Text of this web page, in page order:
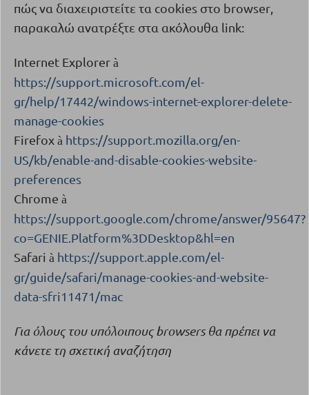
πώς να διαχειριστείτε τα cookies στο browser
παρακαλώ ανατρέξτε στα ακόλουθα link:
Internet Explorer à
https://support.microsoft.com/el-
gr/help/17442/windows-internet-explorer-delete-
manage-cookies
Firefox à https://support.mozilla.org/en-
US/kb/enable-and-disable-cookies-website-
preferences
Chrome à
https://support.google.com/chrome/answer/95647?
co=GENIE.Platform%3DDesktop&hl=en
Safari à https://support.apple.com/el-
gr/guide/safari/manage-cookies-and-website-
data-sfri11471/mac
Για όλους του υπόλοιπουςbrowsers θα πρέπει να
κάνετε τη σχετική αναζήτηση